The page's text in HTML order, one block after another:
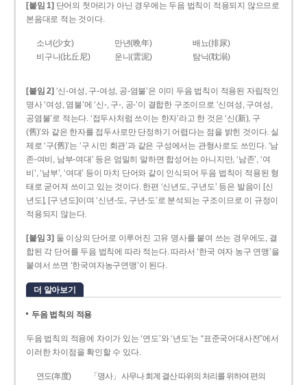
[붙임 1] 단어의 첫머리가 아닌 경우에는 두음 법칙이 적용되지 않으므로
본음대로 적는 것이다.
소녀(少女) 만년(晩年)
배뇨(排尿)
비구니(比丘尼)
운니(雲泥) 탐닉(耽溺)
[붙임 2] ‘신-여성, 구-여성, 공-염불’은 이미 두음 법칙이 적용된 자립적인
명사 ‘여성, 염불’에 ‘신-, 구-, 공-’이 결합한 구조이므로 ‘신여성, 구여성,
공염불’로 적는다. ‘접두사처럼 쓰이는 한자’라고 한 것은 ‘신(新), 구
(舊)’와 같은 한자를 접두사로만 단정하기 어렵다는 점을 밝힌 것이다. 실
제로 ‘구(舊)’는 ‘구 시민 회관’과 같은 구성에서는 관형사로도 쓰인다. ‘남
존­-여비, 남부-­여대’ 등은 엄밀히 말하면 합성어는 아니지만, ‘남존’, ‘여
비’, ‘남부’, ‘여대’ 등이 마치 단어와 같이 인식되어 두음 법칙이 적용된 형
태로 굳어져 쓰이고 있는 것이다. 한편 ‘신년도, 구년도’ 등은 발음이 [신
년도], [구ː년도]이며 ‘신년­-도, 구년-­도’로 분석되는 구조이므로 이 규정이
적용되지 않는다.
[붙임 3] 둘 이상의 단어로 이루어진 고유 명사를 붙여 쓰는 경우에도, 결
합된 각 단어를 두음 법칙에 따라 적는다. 따라서 ‘한국 여자 농구 연맹’을
붙여서 쓰면 ‘한국여자농구연맹’이 된다.
더 알아보기
두음 법칙의 적용
두음 법칙의 적용에 차이가 있는 ‘연도’와 ‘년도’는 “표준국어대사전”에서
이러한 차이점을 확인할 수 있다.
연도(年度)
「명사」 사무나 회계 결산 따위의 처리를 위하여 편의